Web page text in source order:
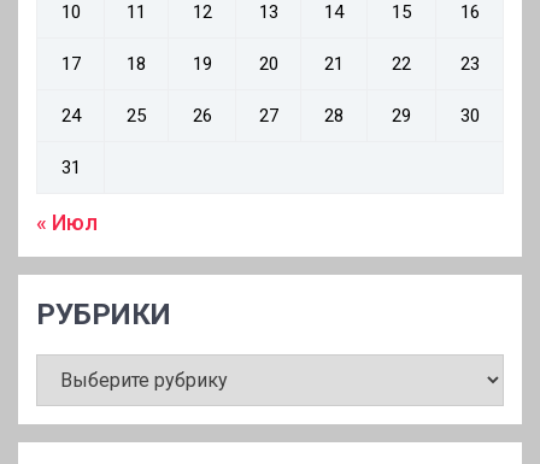
10 11 12 13 14 15 16
17 18 19 20 21 22 23
24 25 26 27 28 29 30
31
« Июл
РУБРИКИ